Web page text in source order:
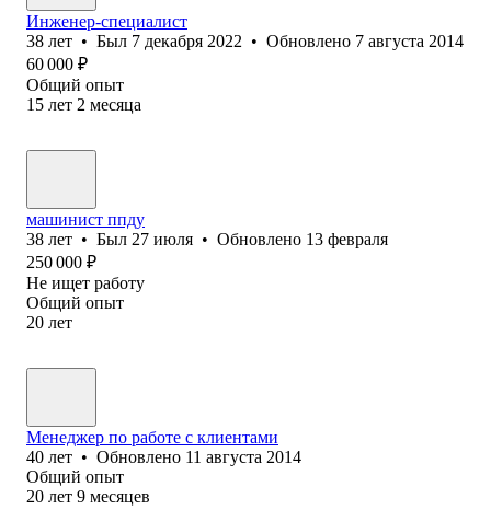
Инженер-специалист
38 лет • Был 7 декабря 2022 • Обновлено 7 августа 2014
60 000 ₽
Общий опыт
15 лет 2 месяца
машинист ппду
38 лет • Был 27 июля • Обновлено 13 февраля
250 000 ₽
Не ищет работу
Общий опыт
20 лет
Менеджер по работе с клиентами
40 лет • Обновлено 11 августа 2014
Общий опыт
20 лет 9 месяцев